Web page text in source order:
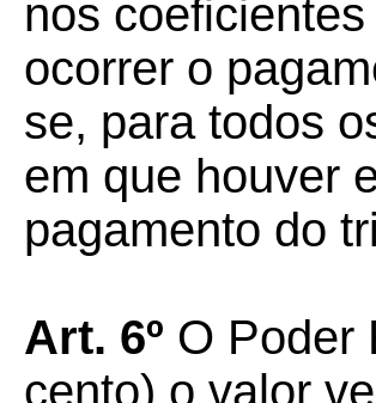
nos
ocorrer o
se, para todos
em que houver
pagamento do
Art. 6º O Poder
cento) o valor